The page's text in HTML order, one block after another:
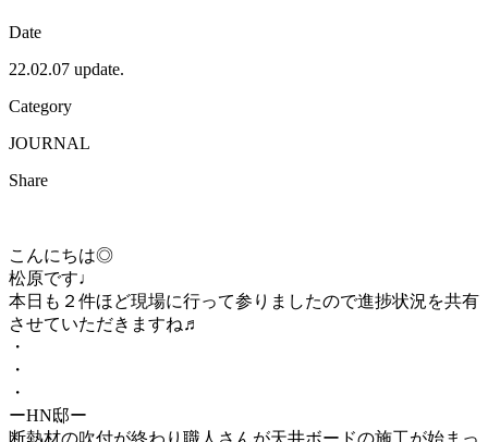
Date
22.02.07 update.
Category
JOURNAL
Share
こんにちは◎
松原です♩
本日も２件ほど現場に行って参りましたので進捗状況を共有
させていただきますね♬
・
・
・
ーHN邸ー
断熱材の吹付が終わり職人さんが天井ボードの施工が始まっ